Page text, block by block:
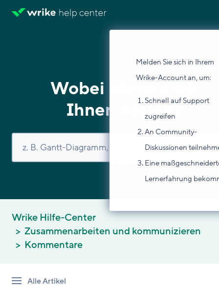
Melden Sie sich in Ihrem
Wrike-Account an, um:
Schnell auf Support
zugreifen
An Community-
Diskussionen
Eine
Lernerfahrung
Wobei können wir
Ihnen helfen?
Wrike Hilfe-Center
Zusammenarbeiten und kommunizieren
Kommentare
Alle Artikel